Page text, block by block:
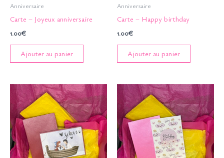
Anniversaire
Carte – Joyeux anniversaire
1.00€
Ajouter au panier
Anniversaire
Carte – Happy birthday
1.00€
Ajouter au panier